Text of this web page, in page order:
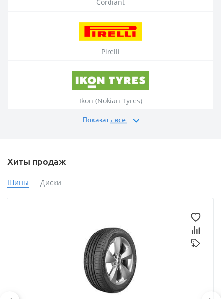
Cordiant
Pirelli
Ikon (Nokian Tyres)
Показать все
Хиты продаж
Шины Диски